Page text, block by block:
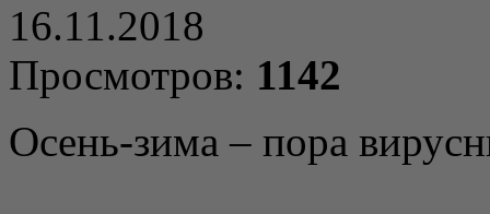
16.11.2018
Просмотров: 1142
Осень-зима – пора